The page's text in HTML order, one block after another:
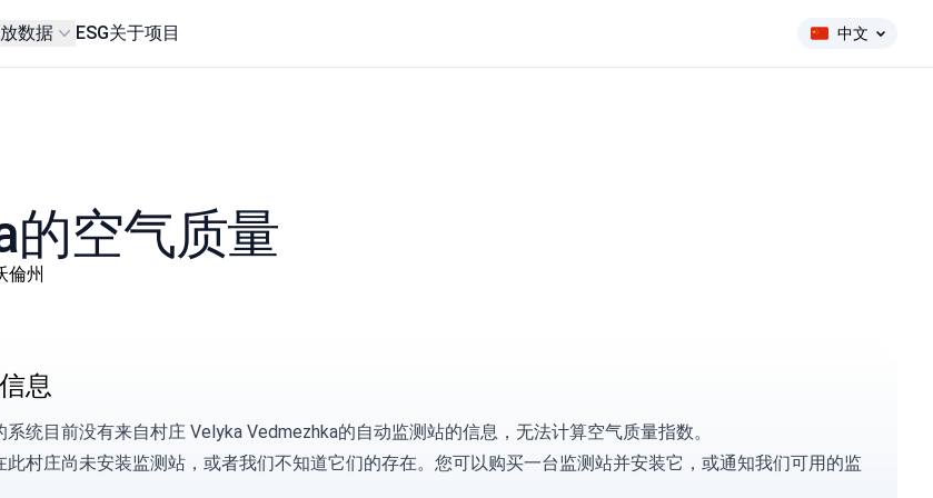
数据 ESG关于项目 中文
的空气质量
倫州
息
统目前没有来自村庄 Velyka Vedmezhka的自动监测站的信息，无法计算空气质量指数。
此村庄尚未安装监测站，或者我们不知道它们的存在。您可以购买一台监测站并安装它，或通知我们可用的监